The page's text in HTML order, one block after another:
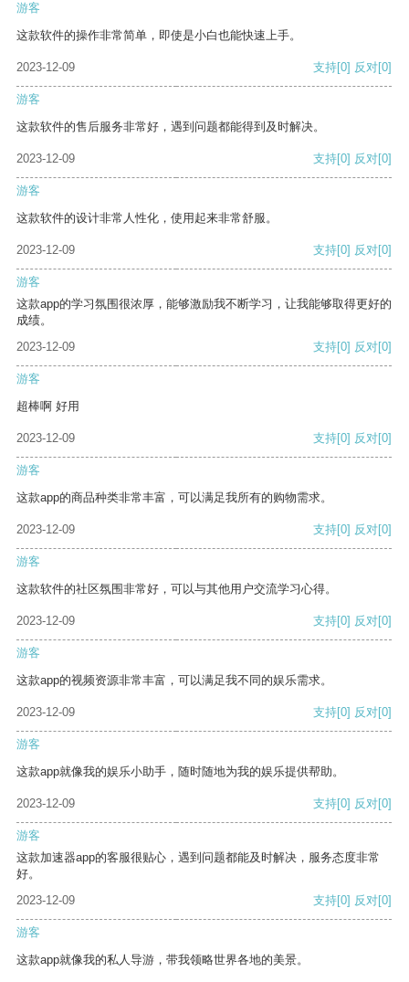
游客
这款软件的操作非常简单，即使是小白也能快速上手。
2023-12-09 支持[0] 反对[0]
游客
这款软件的售后服务非常好，遇到问题都能得到及时解决。
2023-12-09 支持[0] 反对[0]
游客
这款软件的设计非常人性化，使用起来非常舒服。
2023-12-09 支持[0] 反对[0]
游客
这款app的学习氛围很浓厚，能够激励我不断学习，让我能够取得更好的
成绩。
2023-12-09
支持[0] 反对[0]
游客
超棒啊 好用
2023-12-09 支持[0] 反对[0]
游客
这款app的商品种类非常丰富，可以满足我所有的购物需求。
2023-12-09 支持[0] 反对[0]
游客
这款软件的社区氛围非常好，可以与其他用户交流学习心得。
2023-12-09 支持[0] 反对[0]
游客
这款app的视频资源非常丰富，可以满足我不同的娱乐需求。
2023-12-09 支持[0] 反对[0]
游客
这款app就像我的娱乐小助手，随时随地为我的娱乐提供帮助。
2023-12-09 支持[0] 反对[0]
游客
这款加速器app的客服很贴心，遇到问题都能及时解决，服务态度非常
好。
2023-12-09
支持[0] 反对[0]
游客
这款app就像我的私人导游，带我领略世界各地的美景。